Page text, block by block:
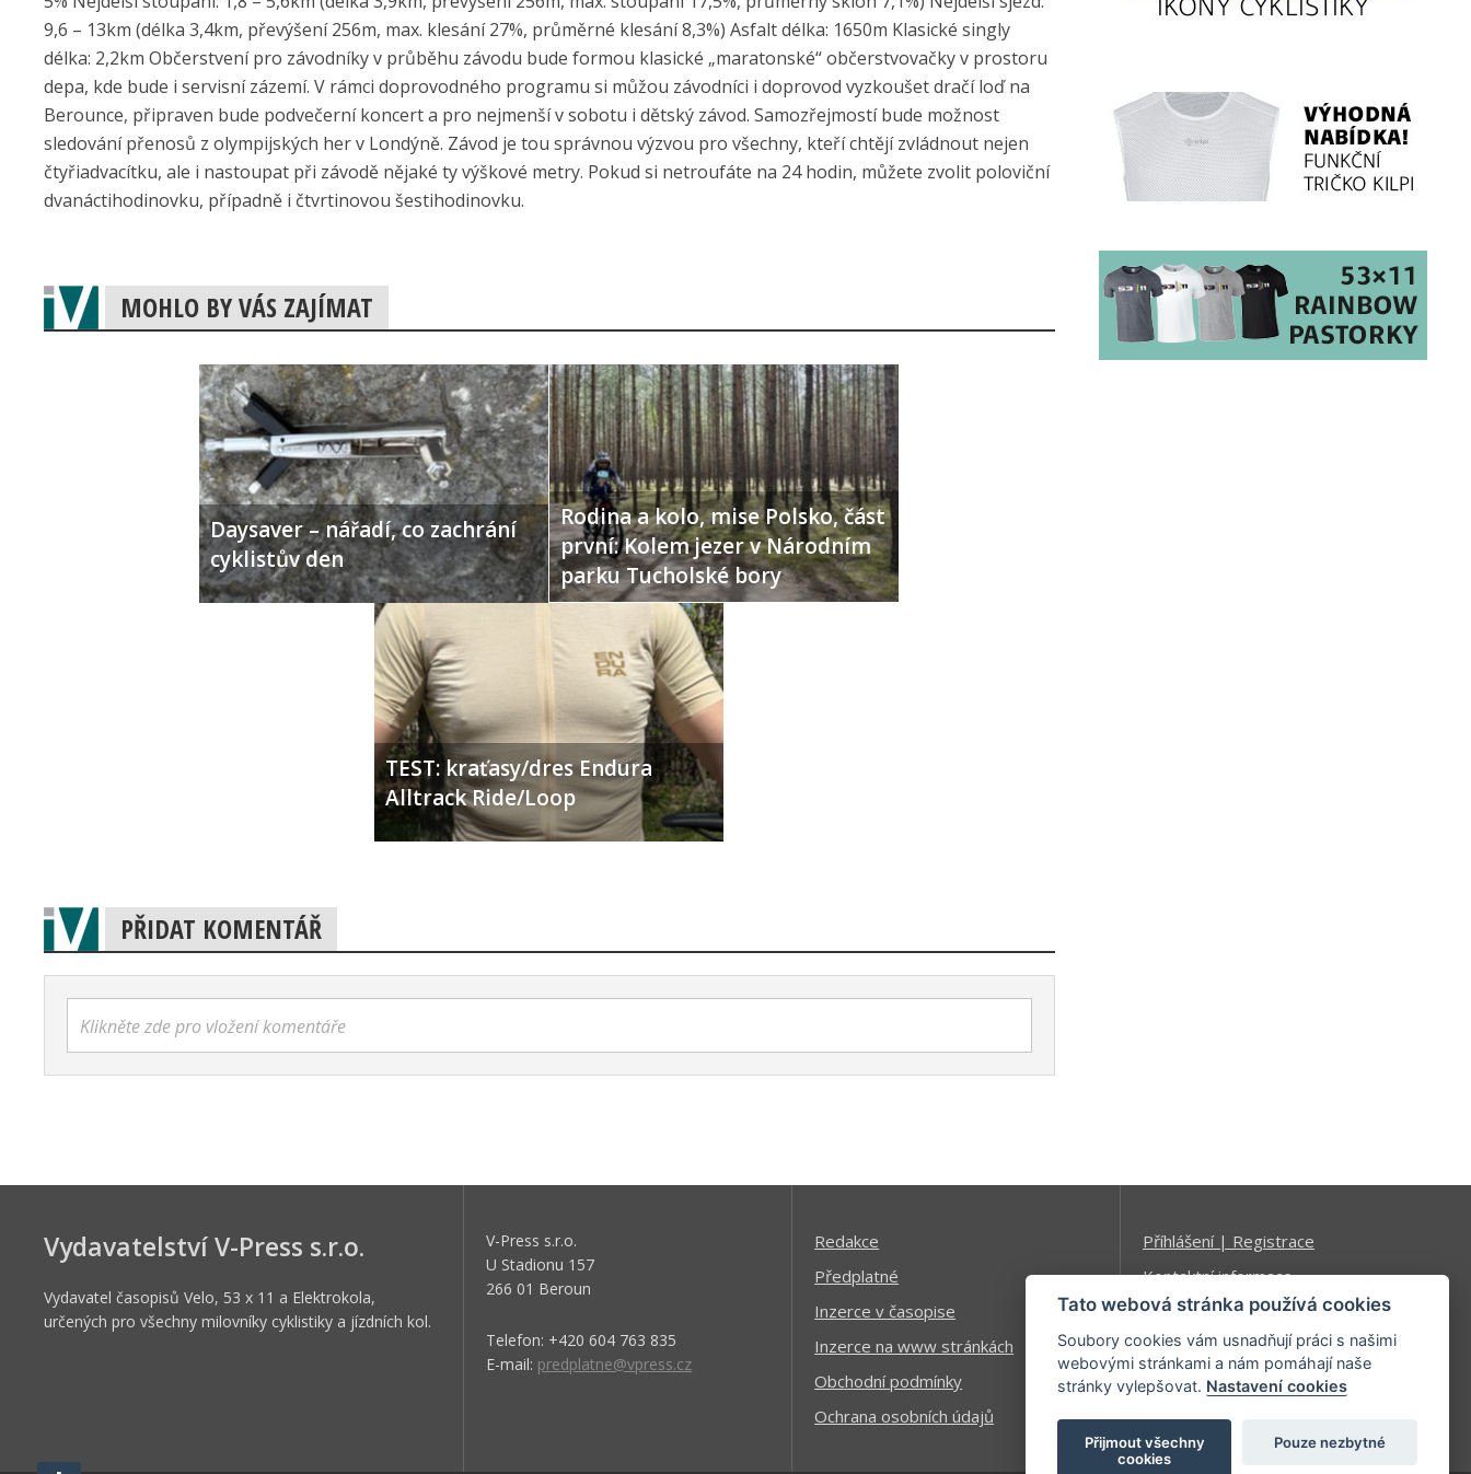
9,6 – 13km (délka 3,4km, převýšení 256m, max. klesání 27%, průměrné klesání 8,3%) Asfalt délka: 1650m Klasické singly
délka: 2,2km Občerstvení pro závodníky v průběhu závodu bude formou klasické „maratonské“ občerstvovačky v prostoru
depa, kde bude i servisní zázemí. V rámci doprovodného programu si můžou závodníci i doprovod vyzkoušet dračí loď na
Berounce, připraven bude podvečerní koncert a pro nejmenší v sobotu i dětský závod. Samozřejmostí bude možnost
sledování přenosů z olympijských her v Londýně. Závod je tou správnou výzvou pro všechny, kteří chtějí zvládnout nejen
čtyřiadvacítku, ale i nastoupat při závodě nějaké ty výškové metry. Pokud si netroufáte na 24 hodin, můžete zvolit poloviční
dvanáctihodinovku, případně i čtvrtinovou šestihodinovku.
MOHLO BY VÁS ZAJÍMAT
Daysaver – nářadí, co zachrání
cyklistův den
Rodina a kolo, mise Polsko, část
první: Kolem jezer v Národním
parku Tucholské bory
TEST: kraťasy/dres Endura
Alltrack Ride/Loop
PŘIDAT KOMENTÁŘ
Klikněte zde pro vložení komentáře
Vydavatelství V-Press s.r.o.
Vydavatel časopisů Velo, 53 x 11 a Elektrokola,
určených pro všechny milovníky cyklistiky a jízdních kol.
V-Press s.r.o.
U Stadionu 157
266 01 Beroun
Telefon: +420 604 763 835
E-mail: predplatne@vpress.cz
Redakce
Předplatné
Inzerce v časopise
Inzerce na www stránkách
Obchodní podmínky
Ochrana osobních údajů
Příhlášení | Registrace
Kontaktní informace
Mapa stránek
Tato webová stránka používá cookies
Soubory cookies vám usnadňují práci s našimi
webovými stránkami a nám pomáhají naše
stránky vylepšovat. Nastavení cookies
Přijmout všechny
cookies
Pouze nezbytné